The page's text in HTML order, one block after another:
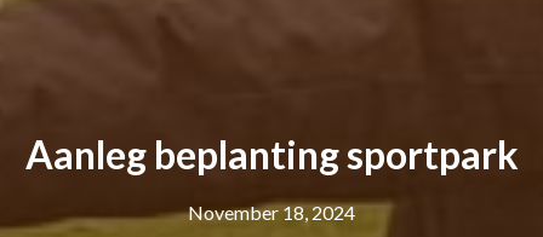
Aanleg beplanting sportpark
November 18, 2024